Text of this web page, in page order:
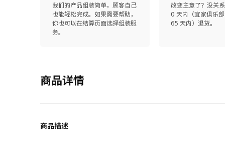
我们的产品组装简单，顾客自己
也能轻松完成。如果需要帮助，
你也可以在结算页面选择组装服
务。
改变主意了？没关
0 天内（宜家俱乐
65 天内）退货。
商品详情
商品描述